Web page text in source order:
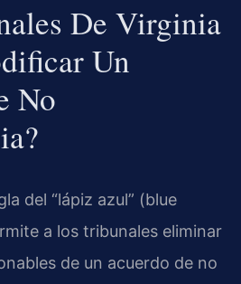
De Virginia
Un
No
del “lápiz azul” (blue
a los tribunales eliminar
de un acuerdo de no